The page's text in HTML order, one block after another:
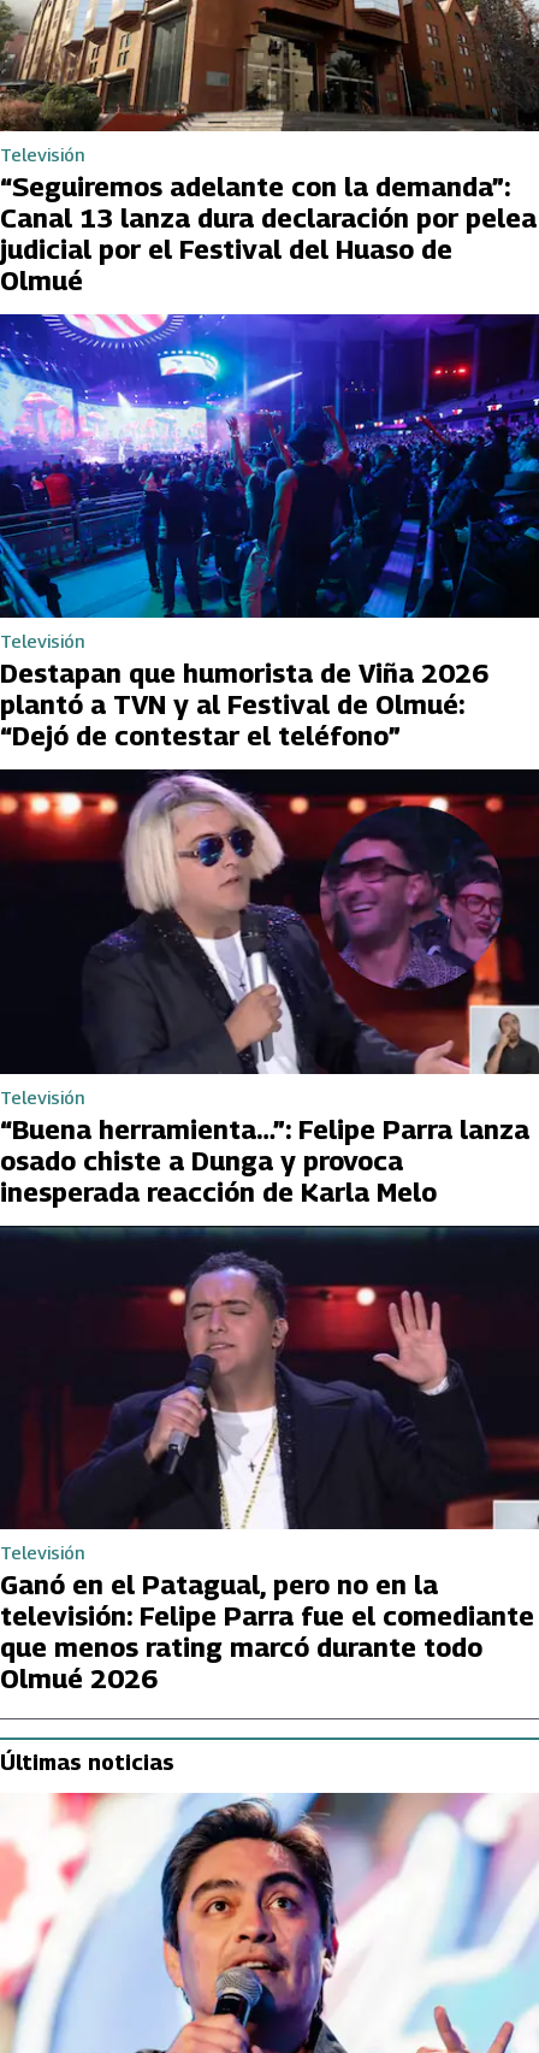
Televisión
“Seguiremos adelante con la demanda”:
Canal 13 lanza dura declaración por pelea
judicial por el Festival del Huaso de
Olmué
Televisión
Destapan que humorista de Viña 2026
plantó a TVN y al Festival de Olmué:
“Dejó de contestar el teléfono”
Televisión
“Buena herramienta…”: Felipe Parra lanza
osado chiste a Dunga y provoca
inesperada reacción de Karla Melo
Televisión
Ganó en el Patagual, pero no en la
televisión: Felipe Parra fue el comediante
que menos rating marcó durante todo
Olmué 2026
Últimas noticias